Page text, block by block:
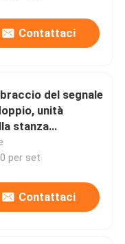
Contattaci
del segnale
unità
stanza
per set
Contattaci